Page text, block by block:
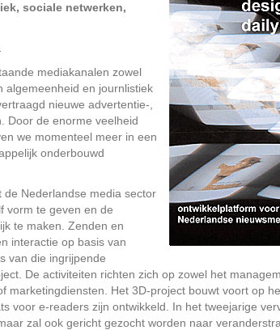
sociale netwerken,
mediakanalen zowel
algemeenheid en journlistiek
nieuwe advertentie-,
Door de enorme veelheid
we momenteel meer in een
onderbouwd
de Nederlandse media sector
vorm te geven en de
te maken. Zenden en
interactie op basis van
van die ingrijpende
De activiteiten richten zich op zowel het
marketingdiensten. Het 3D-project bouwt voort op
voor e-readers zijn ontwikkeld. In het tweejarige
zal ook gericht gezocht worden naar